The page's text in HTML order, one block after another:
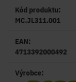
Kód produktu:
MC.JL311.001
EAN:
4713392000492
Výrobce: